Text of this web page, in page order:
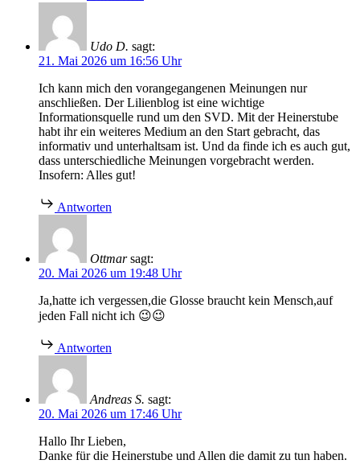
Udo D. sagt:
21. Mai 2026 um 16:56 Uhr
Ich kann mich den vorangegangenen Meinungen nur
anschließen. Der Lilienblog ist eine wichtige
Informationsquelle rund um den SVD. Mit der Heinerstube
habt ihr ein weiteres Medium an den Start gebracht, das
informativ und unterhaltsam ist. Und da finde ich es auch gut,
dass unterschiedliche Meinungen vorgebracht werden.
Insofern: Alles gut!
Antworten
Ottmar sagt:
20. Mai 2026 um 19:48 Uhr
Ja,hatte ich vergessen,die Glosse braucht kein Mensch,auf
jeden Fall nicht ich 😉😉
Antworten
Andreas S. sagt:
20. Mai 2026 um 17:46 Uhr
Hallo Ihr Lieben,
Danke für die Heinerstube und Allen die damit zu tun haben.